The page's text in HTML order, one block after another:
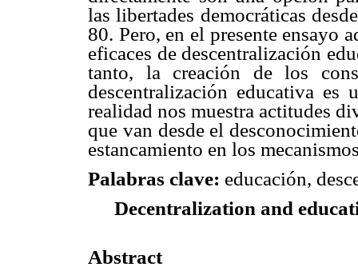
las libertades democráticas
80. Pero, en el presente ensayo
eficaces de descentralización
tanto, la creación de los
descentralización educativa es
realidad nos muestra actitudes
que van desde el
estancamiento en los
Palabras clave: educación,
Decentralization and
Abstract